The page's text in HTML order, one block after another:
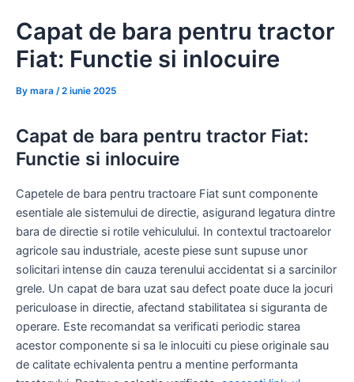
content
Capat de bara pentru tractor
Fiat: Functie si inlocuire
By mara /2 iunie 2025
Capat de bara pentru tractor Fiat:
Functie si inlocuire
Capetele de bara pentru tractoare Fiat sunt componente
esentiale ale sistemului de directie, asigurand legatura dintre
bara de directie si rotile vehiculului. In contextul tractoarelor
agricole sau industriale, aceste piese sunt supuse unor
solicitari intense din cauza terenului accidentat si a sarcinilor
grele. Un capat de bara uzat sau defect poate duce la jocuri
periculoase in directie, afectand stabilitatea si siguranta de
operare. Este recomandat sa verificati periodic starea
acestor componente si sa le inlocuiti cu piese originale sau
de calitate echivalenta pentru a mentine performanta